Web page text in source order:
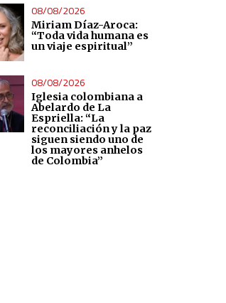
08/08/2026
Miriam Díaz-Aroca:
“Toda vida humana es
un viaje espiritual”
08/08/2026
Iglesia colombiana a
Abelardo de La
Espriella: “La
reconciliación y la paz
siguen siendo uno de
los mayores anhelos
de Colombia”